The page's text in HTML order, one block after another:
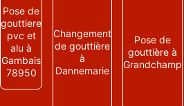
Pose de
gouttiere
pvc et
alu à
Gambais
78950
Changement
de gouttière
à
Dannemarie
Pose de
gouttière à
Grandchamp